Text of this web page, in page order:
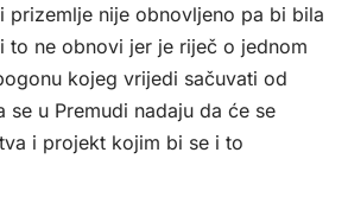
prizemlje nije obnovljeno pa bi bila
to ne obnovi jer je riječ o jednom
kojeg vrijedi sačuvati od
se u Premudi nadaju da će se
i projekt kojim bi se i to